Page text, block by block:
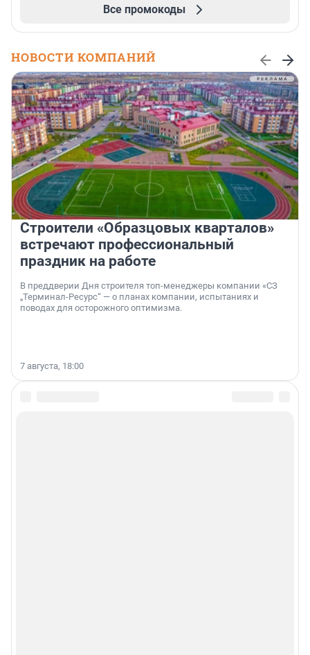
Все промокоды
НОВОСТИ КОМПАНИЙ
Строители «Образцовых кварталов»
встречают профессиональный
праздник на работе
В преддверии Дня строителя топ-менеджеры компании «СЗ
„Терминал-Ресурс“ — о планах компании, испытаниях и
поводах для осторожного оптимизма.
7 августа, 18:00